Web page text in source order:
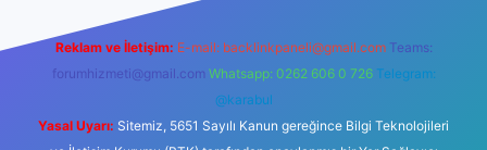
Reklam ve İletişim: E-mail: backlinkpaneli@gmail.com Teams:
forumhizmeti@gmail.com Whatsapp: 0262 606 0 726 Telegram:
@karabul
Yasal Uyarı: Sitemiz, 5651 Sayılı Kanun gereğince Bilgi Teknolojileri